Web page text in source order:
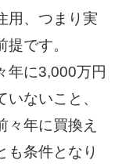
用、つまり実
です。
年に3,000万円
ないこと、
々年に買換え
も条件となり